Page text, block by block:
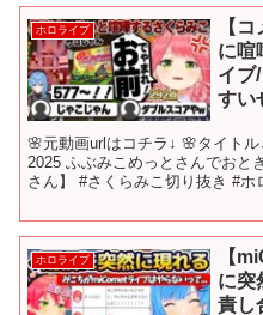
ホロライブ
【
に喧
イブ
すい
🌸元動画urlはコチラ↓ 🌸タイト
2025 ふぶみこめっとさんでおと
さん】 #さくらみこ切り抜き #
ホロライブ
【
に突
責し